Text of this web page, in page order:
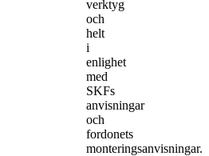
verktyg
och
helt
i
enlighet
med
SKFs
anvisningar
och
fordonets
monteringsanvisningar.